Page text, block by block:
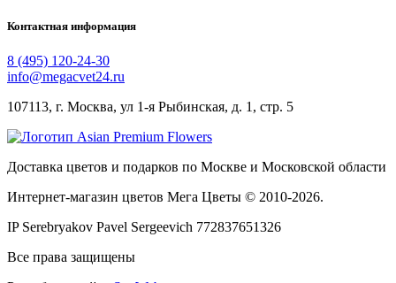
Контактная информация
8 (495) 120-24-30
info@megacvet24.ru
107113, г. Москва, ул 1-я Рыбинская, д. 1, стр. 5
Доставка цветов и подарков по Москве и Московской области
Интернет-магазин цветов Мега Цветы © 2010-2026.
IP Serebryakov Pavel Sergeevich 772837651326
Все права защищены